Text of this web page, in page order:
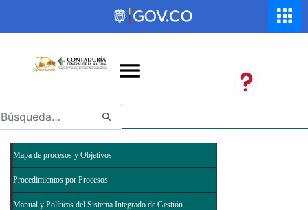
Saltar al contenido principal
Abrir menú de accesibilidad
Mapa de procesos y Objetivos
Procedimientos por Procesos
Manual y Políticas del Sistema Integrado de Gestión